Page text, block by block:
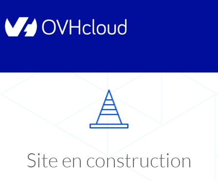
Site en construction